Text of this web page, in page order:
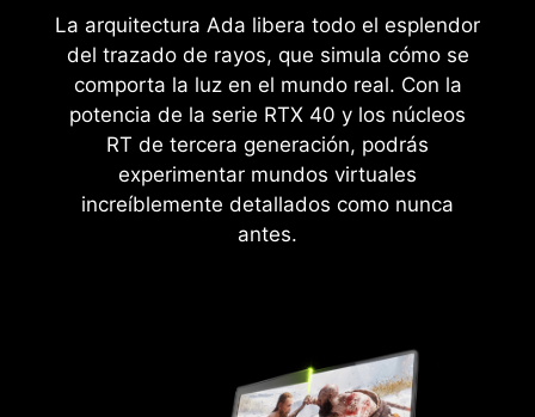
La arquitectura Ada libera todo el esplendor
del trazado de rayos, que simula cómo se
comporta la luz en el mundo real. Con la
potencia de la serie RTX 40 y los núcleos
RT de tercera generación, podrás
experimentar mundos virtuales
increíblemente detallados como nunca
antes.